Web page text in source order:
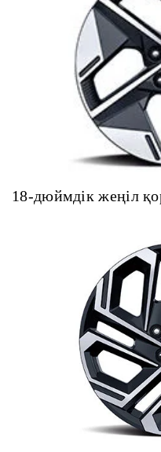
18-дюймдік жеңіл